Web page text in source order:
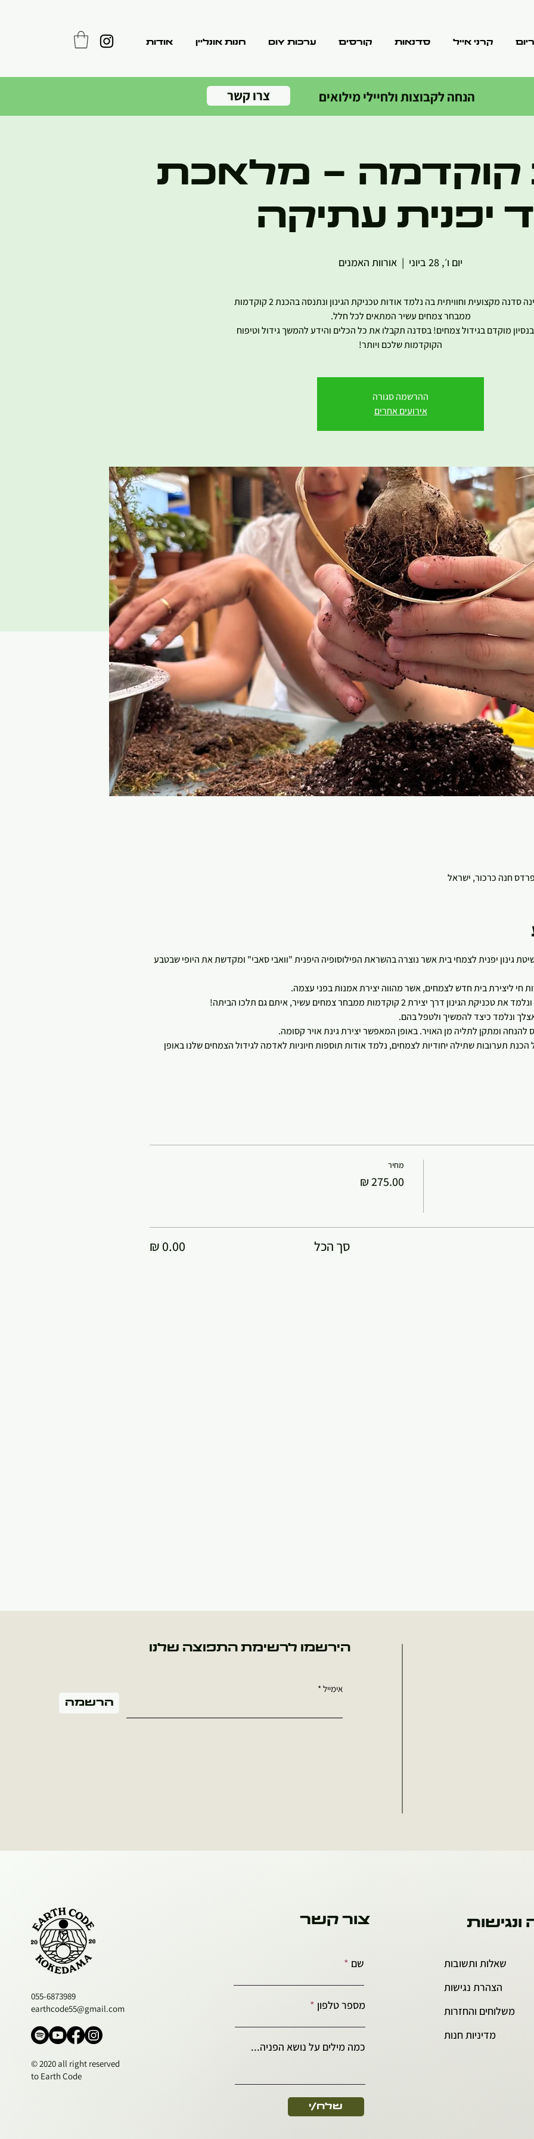
קרני אייל סדנאות קורסים ערכות DIY חנות אונליין אודות
צרו קשר הנחה לקבוצות ולחיילי מילואים
קוקדמה - מלאכת
יפנית עתיקה
יום ו׳, 28 ביוני
  |
אורוות האמנים
הסדנה הינה סדנה מקצועית וחוויתית בה נלמד אודות טכניקת הגינון ונתנסה בהכנת 2 קוקדמות
בנסיון מוקדם בגידול צמחים! בסדנה תקבלו את כל הכלים והידע להמשך גידול וטיפוח
הקוקדמות שלכם ויותר!
ההרשמה סגורה
אירועים אחרים
חנה כרכור, ישראל
גינון יפנית לצמחי בית אשר נוצרה בהשראת הפילוסופיה היפנית "וואבי סאבי" ומקדשת את היופי שבטבע
חי ליצירת בית חדש לצמחים, אשר מהווה יצירת אמנות בפני עצמה.
יצירת 2 קוקדמות ממבחר צמחים עשיר, איתם גם תלכו הביתה!
ונלמד כיצד להמשיך ולטפל בהם.
ומתקן לתליה מן האויר. באופן המאפשר יצירת גינת אויר קסומה.
תערובות שתילה יחודיות לצמחים, נלמד אודות תוספות חיוניות לאדמה לגידול הצמחים שלנו באופן
מחיר
סך הכל
הירשמו לרשימת התפוצה שלנו
הרשמה
אימייל
055-6873989
earthcode55@gmail.com
© 2020 all right reserved
to Earth Code
צור קשר
שם
מספר טלפון
כמה מילים על נושא הפניה...
שלח/י
ונגישות
שאלות ותשובות
הצהרת נגישות
משלוחים והחזרות
מדיניות חנות